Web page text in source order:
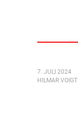
7. JULI 2024
HILMAR VOIGT